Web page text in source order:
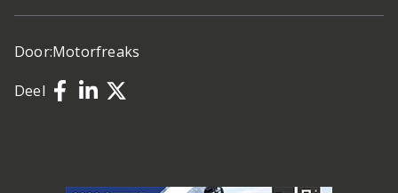
Door:Motorfreaks
Deel